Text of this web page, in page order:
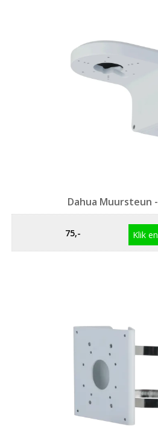
Dahua Muursteun -
75,- Klik